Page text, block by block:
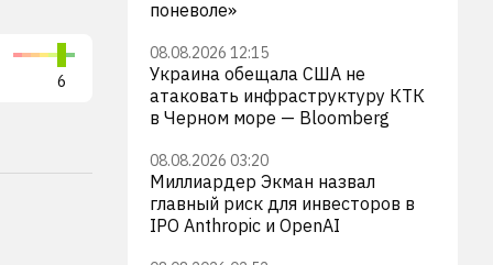
6
Block, Inc.
поневоле»
08.08.2026 12:15
Украина обещала США не
атаковать инфраструктуру КТК
в Черном море — Bloomberg
08.08.2026 03:20
Миллиардер Экман назвал
главный риск для инвесторов в
IPO Anthropic и OpenAI